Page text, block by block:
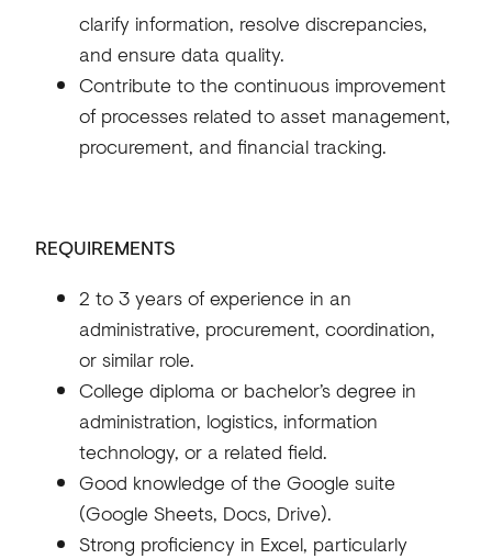
clarify information, resolve discrepancies,
and ensure data quality.
Contribute to the continuous improvement
of processes related to asset management,
procurement, and financial tracking.
REQUIREMENTS
2 to 3 years of experience in an
administrative, procurement, coordination,
or similar role.
College diploma or bachelor’s degree in
administration, logistics, information
technology, or a related field.
Good knowledge of the Google suite
(Google Sheets, Docs, Drive).
Strong proficiency in Excel, particularly